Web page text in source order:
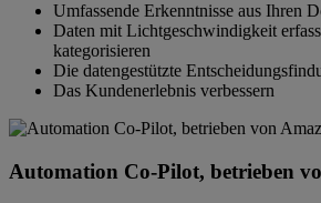
Umfassende Erkenntnisse aus Ihren
Daten mit Lichtgeschwindigkeit
kategorisieren
Die datengestützte
Das Kundenerlebnis verbessern
Automation Co-Pilot, betrieben